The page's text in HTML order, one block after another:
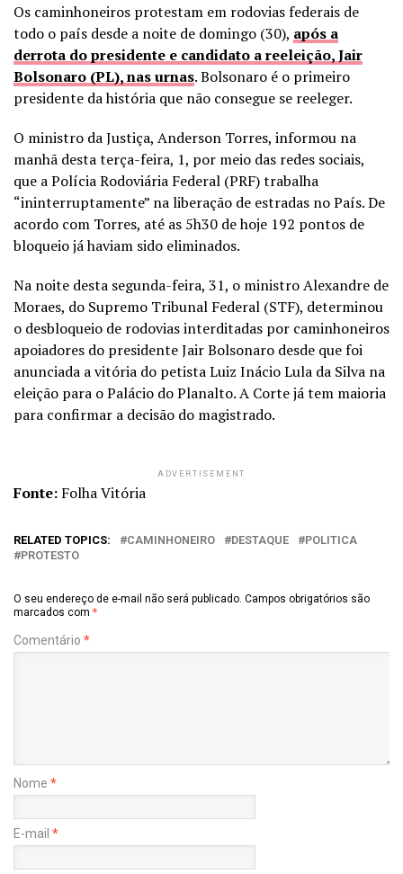
Os caminhoneiros protestam em rodovias federais de
todo o país desde a noite de domingo (30), após a
derrota do presidente e candidato a reeleição, Jair
Bolsonaro (PL), nas urnas. Bolsonaro é o primeiro
presidente da história que não consegue se reeleger.
O ministro da Justiça, Anderson Torres, informou na
manhã desta terça-feira, 1, por meio das redes sociais,
que a Polícia Rodoviária Federal (PRF) trabalha
“ininterruptamente” na liberação de estradas no País. De
acordo com Torres, até as 5h30 de hoje 192 pontos de
bloqueio já haviam sido eliminados.
Na noite desta segunda-feira, 31, o ministro Alexandre de
Moraes, do Supremo Tribunal Federal (STF), determinou
o desbloqueio de rodovias interditadas por caminhoneiros
apoiadores do presidente Jair Bolsonaro desde que foi
anunciada a vitória do petista Luiz Inácio Lula da Silva na
eleição para o Palácio do Planalto. A Corte já tem maioria
para confirmar a decisão do magistrado.
ADVERTISEMENT
Fonte: Folha Vitória
RELATED TOPICS: CAMINHONEIRO DESTAQUE
POLITICA
PROTESTO
O seu endereço de e-mail não será publicado. Campos obrigatórios são
marcados com *
Comentário *
Nome *
E-mail *